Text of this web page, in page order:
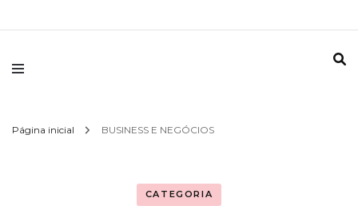
Página inicial BUSINESS E NEGÓCIOS
CATEGORIA